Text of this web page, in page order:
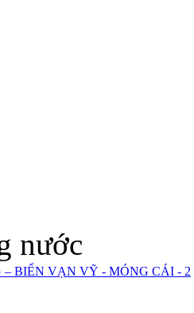
nước
BIỂN VẠN VỸ - MÓNG CÁI - 2